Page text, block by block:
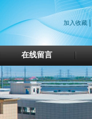
加入收藏 |
在线留言